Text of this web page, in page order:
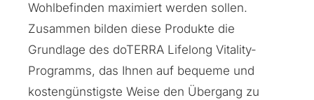
Wohlbefinden maximiert werden sollen.
Zusammen bilden diese Produkte die
Grundlage des doTERRA Lifelong Vitality-
Programms, das Ihnen auf bequeme und
kostengünstigste Weise den Übergang zu